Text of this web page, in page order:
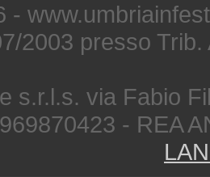
-
2003 presso
s.r.l.s. via Fabio
- REA